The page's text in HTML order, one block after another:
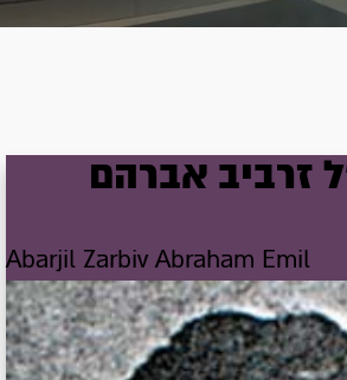
זרביב אברהם
Abarjil Zarbiv Abraham Emil